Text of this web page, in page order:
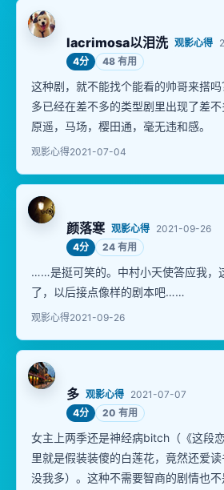
lacrimosa以泪洗 观影心得
4分
48 有用
这种剧，就不能找个能看的帅哥来搭
多已经在差不多的类型剧里出现了差
原遥，马场，樱田通，毫无违和感。
观影心得2021-07-04
颜落寒 观影心得 2021-09-26
4分
24 有用
……是挺可笑的。中村小天使答应我，
了，以后接点像样的剧本吧……
观影心得2021-09-26
多 观影心得 2021-07-07
4分
20 有用
女主上两季还是神经病bitch（《这段
里就是假装装傻的白莲花，竟然还爱
没我多）。这种不需要智商的剧情也